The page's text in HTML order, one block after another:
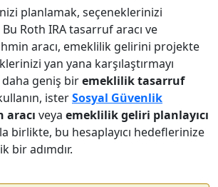
planlamak, seçeneklerinizi
Roth IRA tasarruf aracı ve
aracı, emeklilik gelirini projekte
yan yana karşılaştırmayı
daha geniş biremeklilik tasarruf
isterSosyal Güvenlik
aracı veya emeklilik geliri planlayıcı
birlikte, bu hesaplayıcı hedeflerinize
bir adımdır.